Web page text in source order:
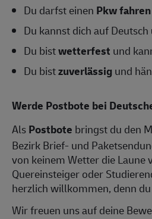
Du darfst einen Pkw fahren
Du kannst dich auf Deutsch
Du bistwetterfest und
Du bistzuverlässigund
Werde Postbote bei
AlsPostbote bringst du den
Bezirk Brief- und
von keinem Wetter die Laune
Quereinsteiger oder
herzlich willkommen, denn
Wir freuen uns auf deine